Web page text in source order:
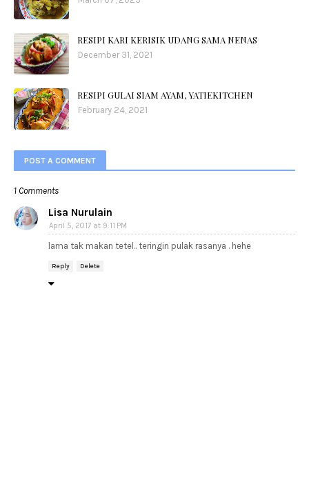
RESIPI KARI KERISIK UDANG SAMA NENAS
December 31, 2021
RESIPI GULAI SIAM AYAM, YATIEKITCHEN
February 24, 2021
POST A COMMENT
1 Comments
Lisa Nurulain
April 5, 2017 at 9:11 PM
lama tak makan tetel.. teringin pulak rasanya . hehe
Reply Delete